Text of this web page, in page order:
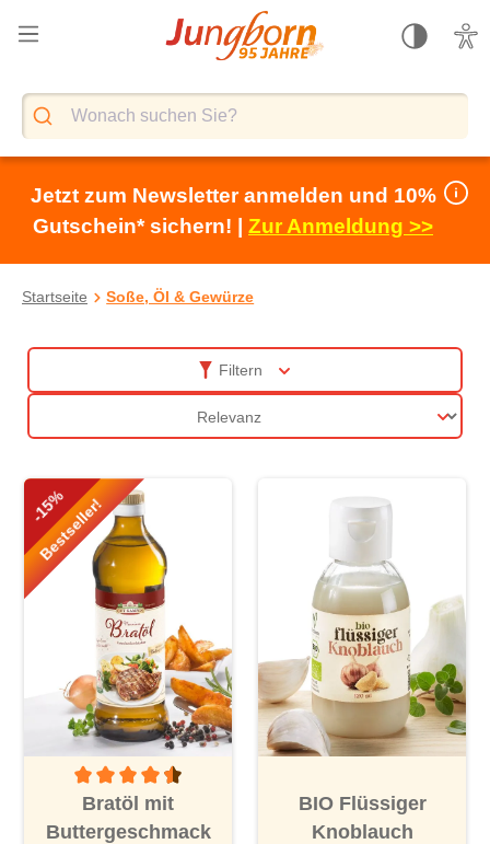
springen
Jetzt zum Newsletter anmelden und 10%
Gutschein* sichern! | Zur Anmeldung >>
Startseite Soße, Öl & Gewürze
Filtern
-15%
Bestseller!
Durchschnittliche Bewertung von 4.5 von 5 Sternen
Bratöl mit
Buttergeschmack
BIO Flüssiger
Knoblauch